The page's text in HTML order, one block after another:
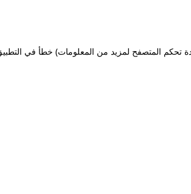
خطأ في تحكم المتصفح لمزيد من المعلومات)